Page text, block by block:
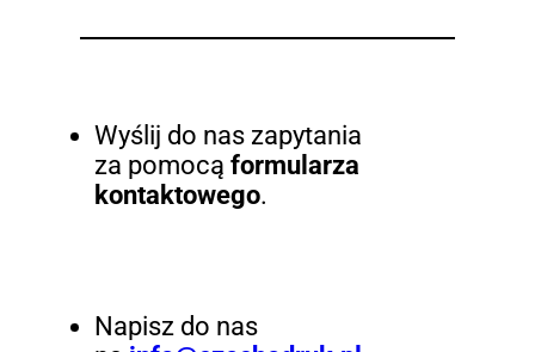
Wyślij do nas zapytania
za pomocą formularza
kontaktowego.
Napisz do nas